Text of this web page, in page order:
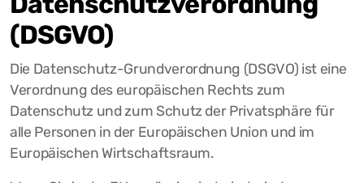
(DSGVO)
Die Datenschutz-Grundverordnung (DSGVO) ist eine
Verordnung des europäischen Rechts zum
Datenschutz und zum Schutz der Privatsphäre für
alle Personen in der Europäischen Union und im
Europäischen Wirtschaftsraum.